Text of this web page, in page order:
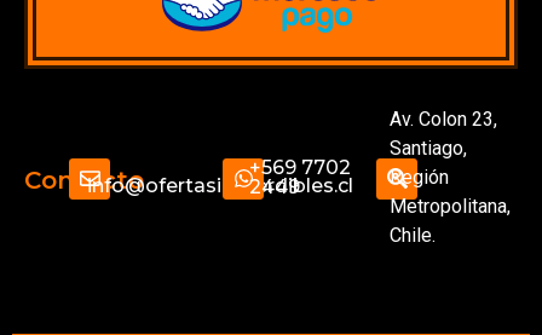
Contactoinfo@ofertasimperdibles.cl
+569 7702
2449
Av. Colon 23,
Santiago,
Región
Metropolitana,
Chile.